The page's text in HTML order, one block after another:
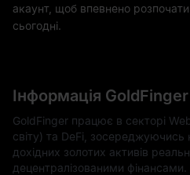
акаунт, щоб впевнено
сьогодні.
Інформація
GoldFinger працює в секторі
світу) та DeFi, зосереджуючись
дохідних золотих активів
децентралізованими